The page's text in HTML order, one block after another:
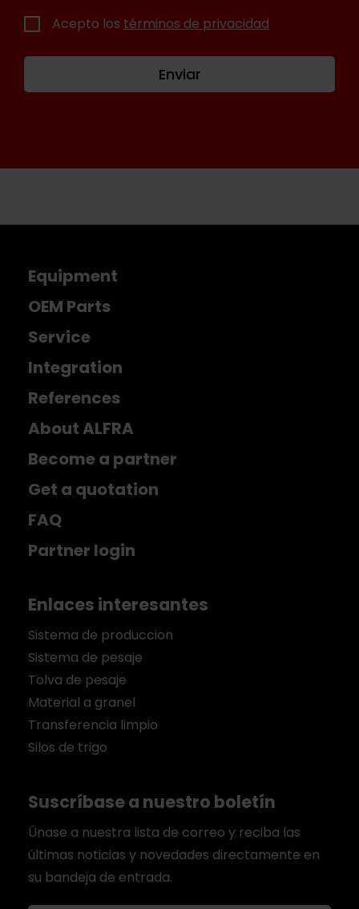
Acepto los términos de privacidad
Enviar
Equipment
OEM Parts
Service
Integration
References
About ALFRA
Become a partner
Get a quotation
FAQ
Partner login
Enlaces interesantes
Sistema de produccion
Sistema de pesaje
Tolva de pesaje
Material a granel
Transferencia limpio
Silos de trigo
Suscríbase a nuestro boletín
Únase a nuestra lista de correo y reciba las
últimas noticias y novedades directamente en
su bandeja de entrada.